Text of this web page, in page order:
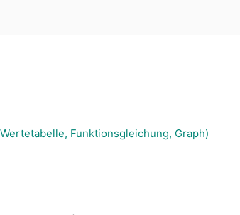
Funktionsgleichung, Graph)